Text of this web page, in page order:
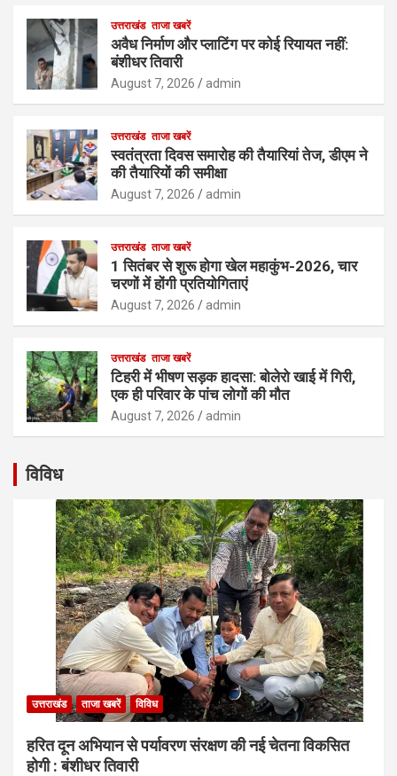
उत्तराखंड ताजा खबरें
अवैध निर्माण और प्लाटिंग पर कोई रियायत नहीं:
बंशीधर तिवारी
August 7, 2026 admin
उत्तराखंड ताजा खबरें
स्वतंत्रता दिवस समारोह की तैयारियां तेज, डीएम ने
की तैयारियों की समीक्षा
August 7, 2026 admin
उत्तराखंड ताजा खबरें
1 सितंबर से शुरू होगा खेल महाकुंभ-2026, चार
चरणों में होंगी प्रतियोगिताएं
August 7, 2026 admin
उत्तराखंड ताजा खबरें
टिहरी में भीषण सड़क हादसा: बोलेरो खाई में गिरी,
एक ही परिवार के पांच लोगों की मौत
August 7, 2026 admin
विविध
उत्तराखंड ताजा खबरें विविध
हरित दून अभियान से पर्यावरण संरक्षण की नई चेतना विकसित
होगी : बंशीधर तिवारी